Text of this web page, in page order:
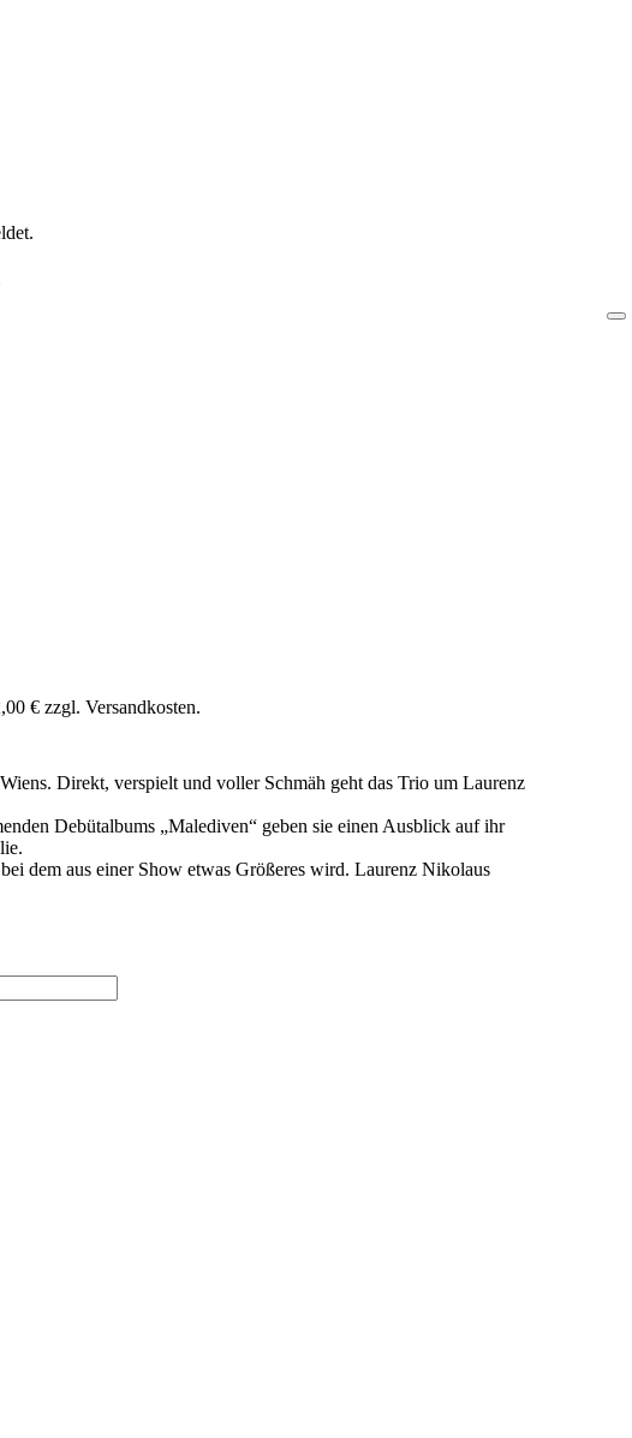
€ zzgl. Versandkosten.
Direkt, verspielt und voller Schmäh geht das Trio um Laurenz
Debütalbums „Malediven“ geben sie einen Ausblick auf ihr
dem aus einer Show etwas Größeres wird. Laurenz Nikolaus